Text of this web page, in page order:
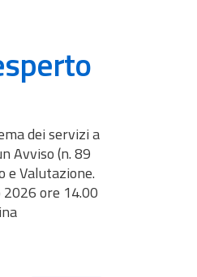
dei servizi a
Avviso (n. 89
e Valutazione.
ore 14.00